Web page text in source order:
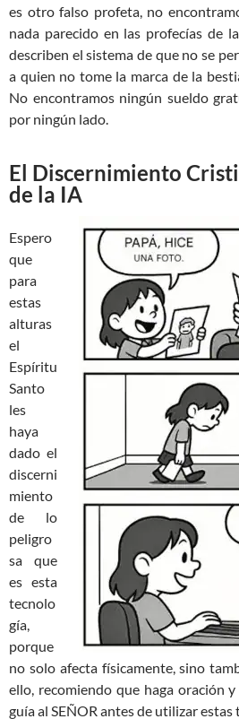
es otro falso profeta, no
nada parecido en las profecías de
describen el sistema de que no se
a quien no tome la marca de la
No encontramos ningún sueldo
por ningún lado.
El Discernimiento
de la IA
Espero
que
para
estas
alturas
el
Espíritu
Santo
les
haya
dado el
discerni
miento
de lo
peligro
sa que
es esta
tecnolo
gía,
porque
no solo afecta físicamente, sino
ello, recomiendo que haga oración
guía al SEÑOR antes de utilizar estas